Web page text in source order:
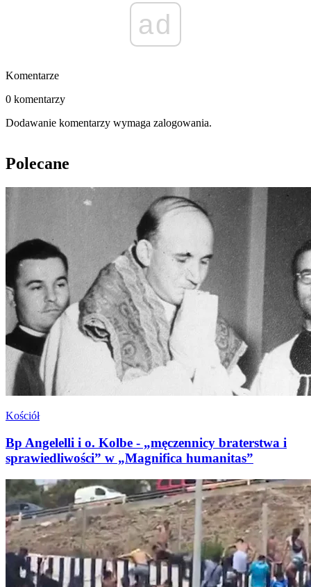
ad
Komentarze
0 komentarzy
Dodawanie komentarzy wymaga zalogowania.
Polecane
Kościół
Bp Angelelli i o. Kolbe - „męczennicy braterstwa i
sprawiedliwości” w „Magnifica humanitas”